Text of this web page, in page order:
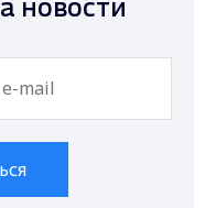
новости